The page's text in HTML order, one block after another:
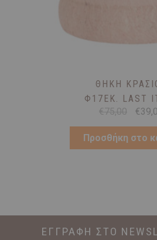
ΘΉΚΗ
Φ17ΕΚ. LAST
€75,00
was:
€
Προσθήκη στο
ΕΓΓΡΑΦΗ ΣΤΟ